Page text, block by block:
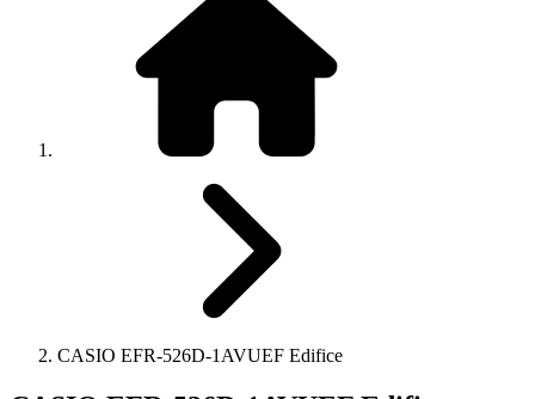
CASIO EFR-526D-1AVUEF Edifice